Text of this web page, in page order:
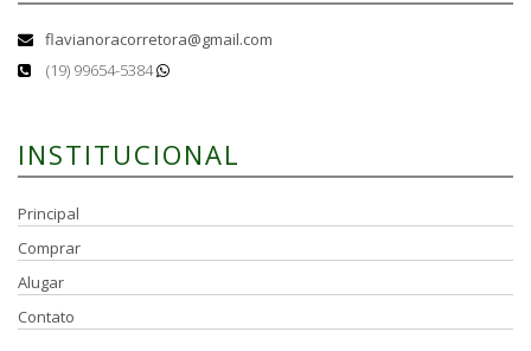
flavianoracorretora@gmail.com
(19) 99654-5384
INSTITUCIONAL
Principal
Comprar
Alugar
Contato